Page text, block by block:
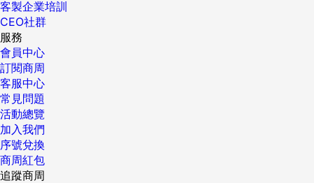
客製企業培訓
CEO社群
服務
會員中心
訂閱商周
客服中心
常見問題
活動總覽
加入我們
序號兌換
商周紅包
追蹤商周